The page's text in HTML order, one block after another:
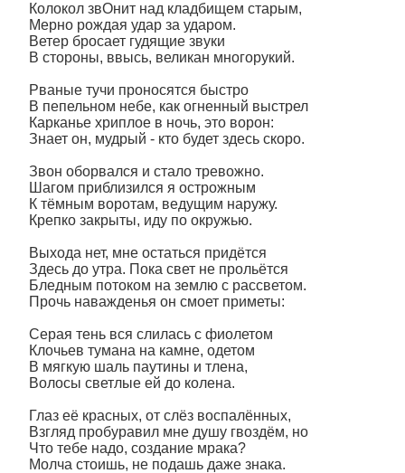
Колокол звОнит над кладбищем старым,
Мерно рождая удар за ударом.
Ветер бросает гудящие звуки
В стороны, ввысь, великан многорукий.
Рваные тучи проносятся быстро
В пепельном небе, как огненный выстрел
Карканье хриплое в ночь, это ворон:
Знает он, мудрый - кто будет здесь скоро.
Звон оборвался и стало тревожно.
Шагом приблизился я острожным
К тёмным воротам, ведущим наружу.
Крепко закрыты, иду по окружью.
Выхода нет, мне остаться придётся
Здесь до утра. Пока свет не прольётся
Бледным потоком на землю с рассветом.
Прочь наважденья он смоет приметы:
Серая тень вся слилась с фиолетом
Клочьев тумана на камне, одетом
В мягкую шаль паутины и тлена,
Волосы светлые ей до колена.
Глаз её красных, от слёз воспалённых,
Взгляд пробуравил мне душу гвоздём, но
Что тебе надо, создание мрака?
Молча стоишь, не подашь даже знака.